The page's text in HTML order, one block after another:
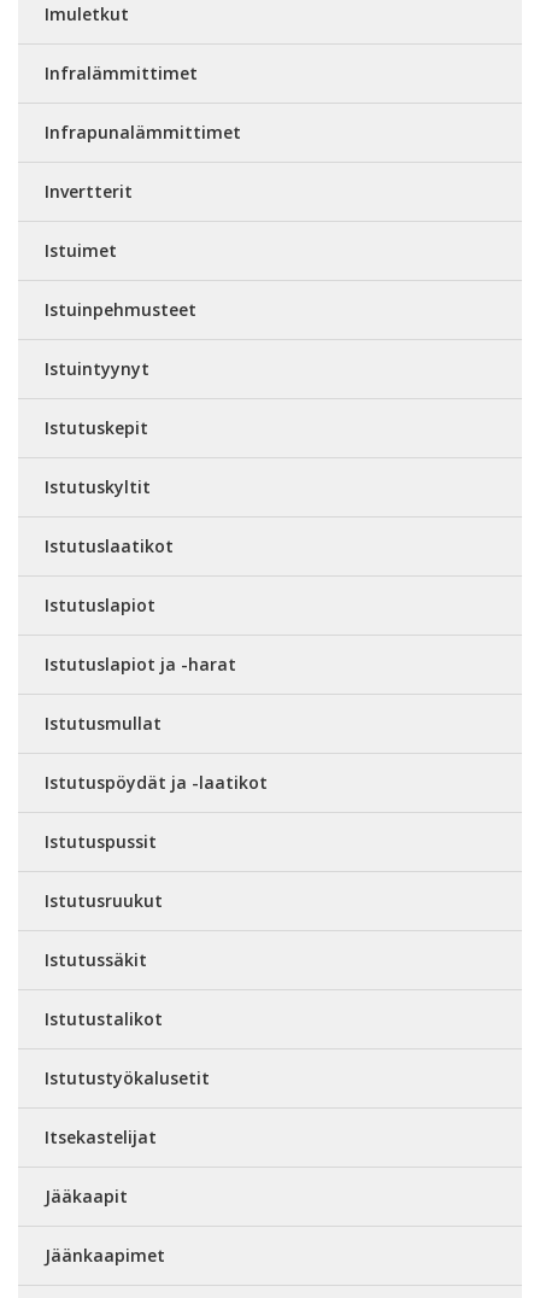
Imuletkut
Infralämmittimet
Infrapunalämmittimet
Invertterit
Istuimet
Istuinpehmusteet
Istuintyynyt
Istutuskepit
Istutuskyltit
Istutuslaatikot
Istutuslapiot
Istutuslapiot ja -harat
Istutusmullat
Istutuspöydät ja -laatikot
Istutuspussit
Istutusruukut
Istutussäkit
Istutustalikot
Istutustyökalusetit
Itsekastelijat
Jääkaapit
Jäänkaapimet